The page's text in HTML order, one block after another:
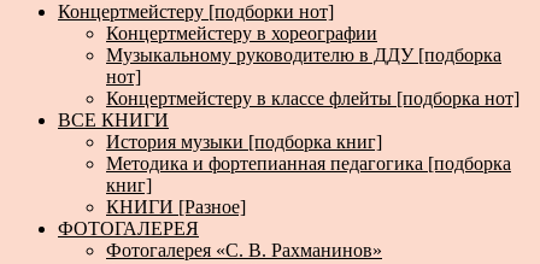
Концертмейстеру [подборки нот]
Концертмейстеру в хореографии
Музыкальному руководителю в ДДУ [подборка
нот]
Концертмейстеру в классе флейты [подборка нот]
ВСЕ КНИГИ
История музыки [подборка книг]
Методика и фортепианная педагогика [подборка
книг]
КНИГИ [Разное]
ФОТОГАЛЕРЕЯ
Фотогалерея «С. В. Рахманинов»